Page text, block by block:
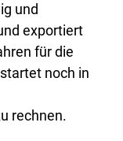
und
exportiert
für die
noch in
rechnen.